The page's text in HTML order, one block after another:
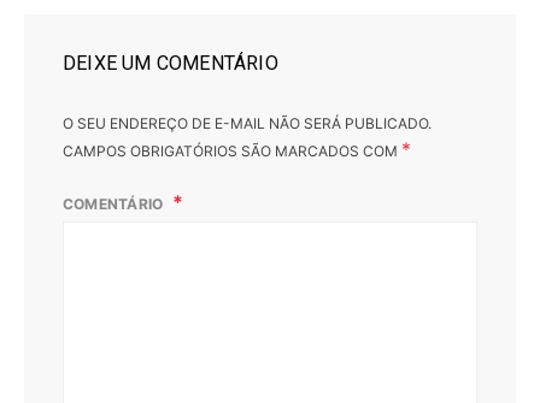
DEIXE UM COMENTÁRIO
O SEU ENDEREÇO DE E-MAIL NÃO SERÁ PUBLICADO.
CAMPOS OBRIGATÓRIOS SÃO MARCADOS COM *
COMENTÁRIO